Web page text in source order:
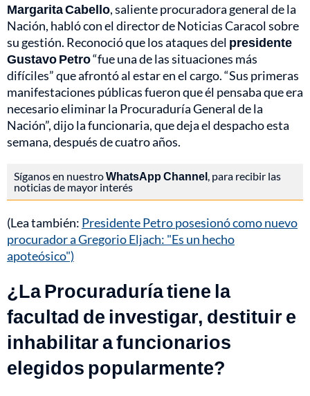
Margarita Cabello, saliente procuradora general de la
Nación, habló con el director de Noticias Caracol sobre
su gestión. Reconoció que los ataques del presidente
Gustavo Petro“fue una de las situaciones más
difíciles” que afrontó al estar en el cargo. “Sus primeras
manifestaciones públicas fueron que él pensaba que era
necesario eliminar la Procuraduría General de la
Nación”, dijo la funcionaria, que deja el despacho esta
semana, después de cuatro años.
Síganos en nuestroWhatsApp Channel , para recibir las
noticias de mayor interés
(Lea también: Presidente Petro posesionó como nuevo
procurador a Gregorio Eljach: "Es un hecho
apoteósico")
¿La Procuraduría tiene la
facultad de investigar, destituir e
inhabilitar a funcionarios
elegidos popularmente?